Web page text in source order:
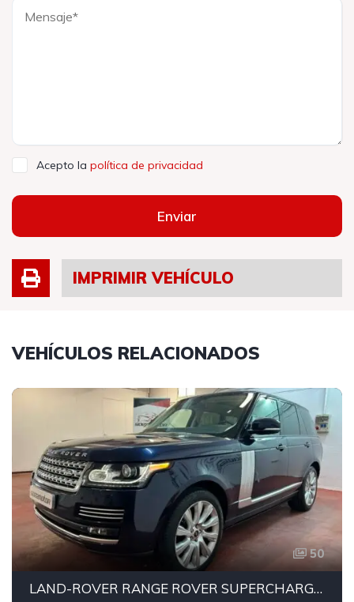
Acepto la política de privacidad
Enviar
IMPRIMIR VEHÍCULO
VEHÍCULOS RELACIONADOS
50
LAND-ROVER RANGE ROVER SUPERCHARGED AUTOBIOGRAPHY